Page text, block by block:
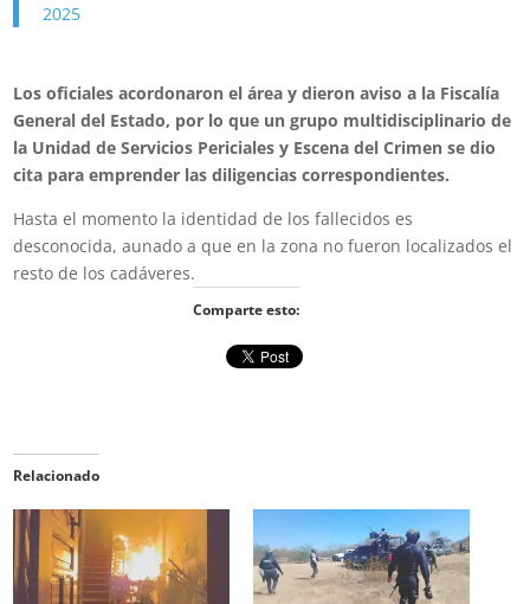
2025
Los oficiales acordonaron el área y dieron aviso a la Fiscalía
General del Estado, por lo que un grupo multidisciplinario de
la Unidad de Servicios Periciales y Escena del Crimen se dio
cita para emprender las diligencias correspondientes.
Hasta el momento la identidad de los fallecidos es
desconocida, aunado a que en la zona no fueron localizados el
resto de los cadáveres.
Comparte esto:
Relacionado